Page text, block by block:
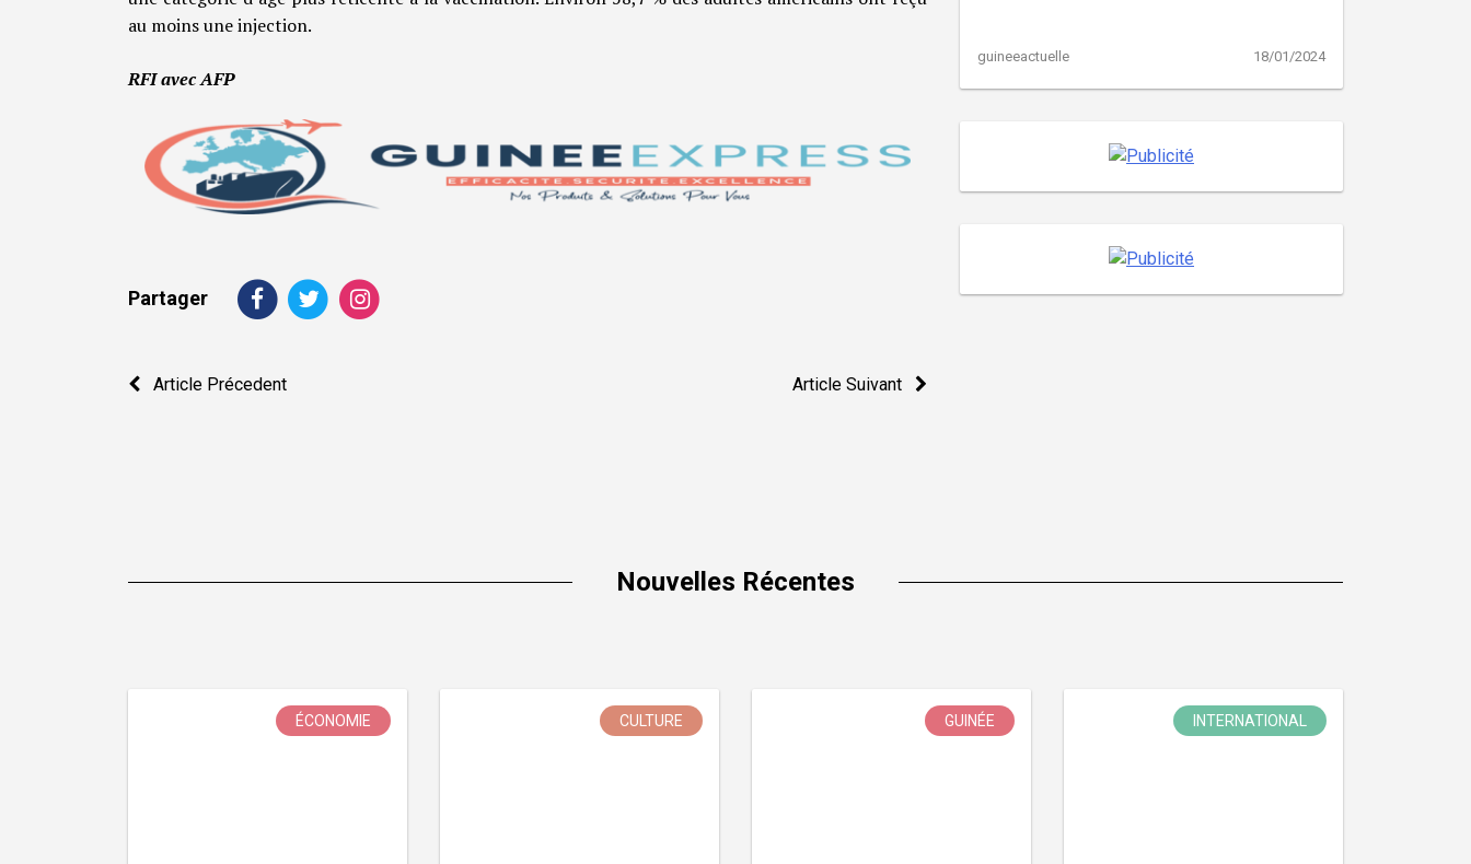
au moins une injection.
RFI avec AFP
Partager
Navigation
Article Précedent Article Suivant
guineeactuelle 18/01/2024
Nouvelles Récentes
ÉCONOMIE CULTURE GUINÉE INTERNATIONAL